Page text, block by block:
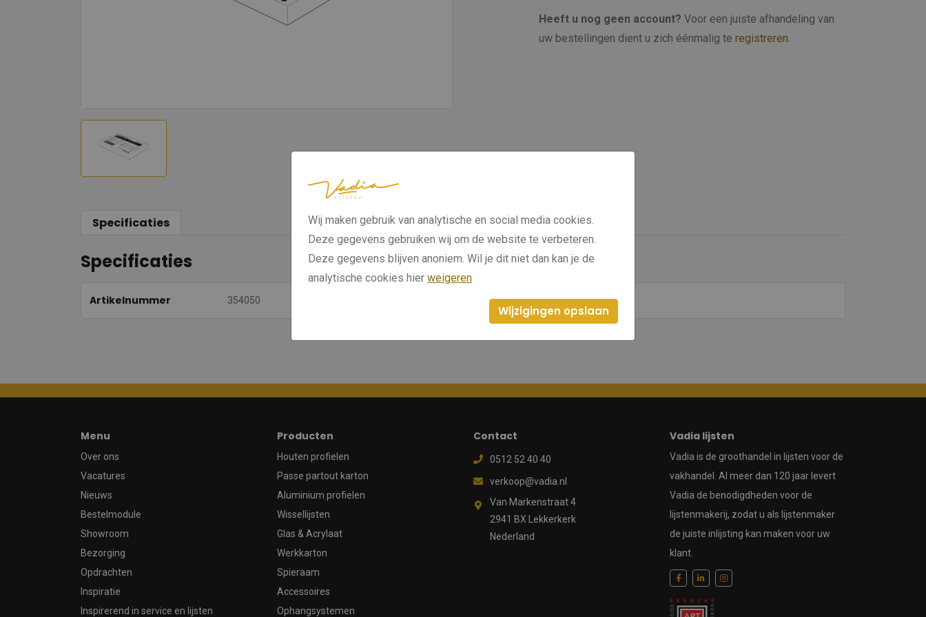
Heeft u nog geen account? Voor een juiste afhandeling van
uw bestellingen dient u zich éénmalig te registreren.
Specificaties
Specificaties
Artikelnummer 354050
Menu
Over ons
Vacatures
Nieuws
Bestelmodule
Showroom
Bezorging
Opdrachten
Inspiratie
Inspirerend in service en lijsten
Producten
Houten profielen
Passe partout karton
Aluminium profielen
Wissellijsten
Glas & Acrylaat
Werkkarton
Spieraam
Accessoires
Ophangsystemen
Contact
0512 52 40 40
verkoop@vadia.nl
Van Markenstraat 4
2941 BX Lekkerkerk
Nederland
Vadia lijsten
Vadia is de groothandel in lijsten voor de
vakhandel. Al meer dan 120 jaar levert
Vadia de benodigdheden voor de
lijstenmakerij, zodat u als lijstenmaker
de juiste inlijsting kan maken voor uw
klant.
Wij maken gebruik van analytische en social media cookies.
Deze gegevens gebruiken wij om de website te verbeteren.
Deze gegevens blijven anoniem. Wil je dit niet dan kan je de
analytische cookies hier weigeren
Wijzigingen opslaan